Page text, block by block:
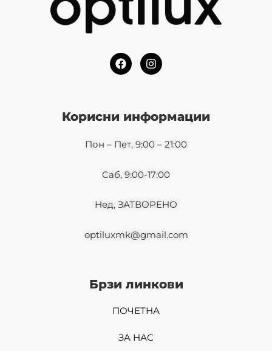
F
a
o
o
I
n
g
r
m
Корисни информации
Пон – Пет, 9:00 – 21:00
Саб, 9:00-17:00
Нед, ЗАТВОРЕНО
optiluxmk@gmail.com
Брзи линкови
ПОЧЕТНА
ЗА НАС